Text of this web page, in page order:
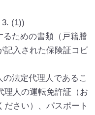
(1))
ための書類（戸籍謄
記入された保険証コピ
法定代理人であるこ
理人の運転免許証（お
さい）、パスポート